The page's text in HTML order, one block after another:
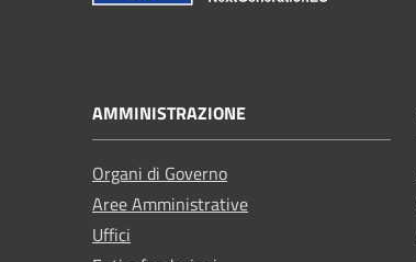
AMMINISTRAZIONE
Organi di Governo
Aree Amministrative
Uffici